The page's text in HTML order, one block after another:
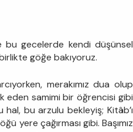
bu gecelerde kendi düşünsel
göğe bakıyoruz.
merakımız dua olup
eden samimi bir öğrencisi gibi
hal, bu arzulu bekleyiş; Kitâb’ı
yere çağırması gibi. Başımız